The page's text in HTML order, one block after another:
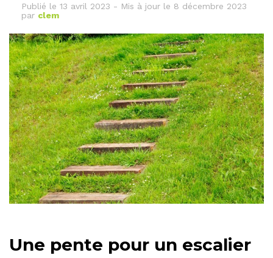
Publié le 13 avril 2023 - Mis à jour le 8 décembre 2023
par clem
Une pente pour un escalier